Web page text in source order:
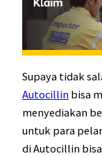
Supaya tidak
Autocillin bisa
menyediakan
untuk para
di Autocillin